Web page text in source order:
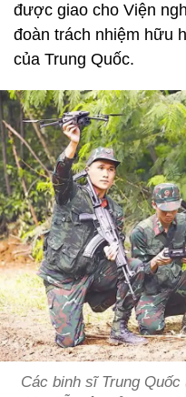
được giao cho Viện
đoàn trách nhiệm hữu
của Trung Quốc.
Các binh sĩ Trung